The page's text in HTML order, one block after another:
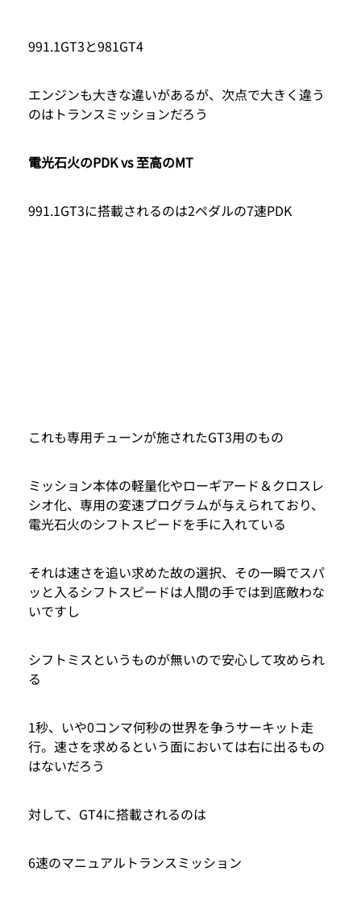
991.1GT3と981GT4
エンジンも大きな違いがあるが、次点で大きく違う
のはトランスミッションだろう
電光石火のPDK vs 至高のMT
991.1GT3に搭載されるのは2ペダルの7速PDK
これも専用チューンが施されたGT3用のもの
ミッション本体の軽量化やローギアード＆クロスレ
シオ化、専用の変速プログラムが与えられており、
電光石火のシフトスピードを手に入れている
それは速さを追い求めた故の選択、その一瞬でスパ
ッと入るシフトスピードは人間の手では到底敵わな
いですし
シフトミスというものが無いので安心して攻められ
る
1秒、いや0コンマ何秒の世界を争うサーキット走
行。速さを求めるという面においては右に出るもの
はないだろう
対して、GT4に搭載されるのは
6速のマニュアルトランスミッション